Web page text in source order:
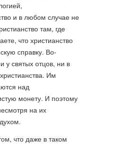
и в любом случае не
там, где
что христианство
справку. Во-
у святых отцов, ни в
Им
над
монету. И поэтому
на их
что даже в таком